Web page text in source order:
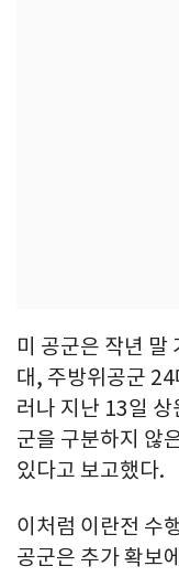
미 공군은 작년
대, 주방위공군
러나 지난 13일 상
군을 구분하지 않
있다고 보고했다.
이처럼 이란전 수
공군은 추가 확보